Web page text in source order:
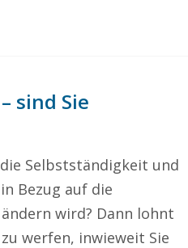
sind Sie
Selbstständigkeit und
Bezug auf die
wird? Dann lohnt
werfen, inwieweit Sie